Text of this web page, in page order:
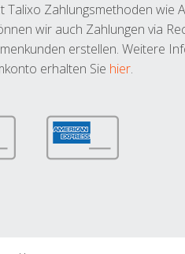
Talixo Zahlungsmethoden wie
wir auch Zahlungen via
erstellen. Weitere
erhalten Sie hier.